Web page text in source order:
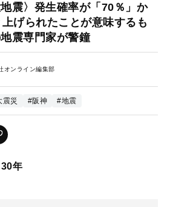
地震〉発生確率が「70％」か
げられたことが意味するも
震専門家が警鐘
オンライン編集部
震災 #阪神 #地震
年